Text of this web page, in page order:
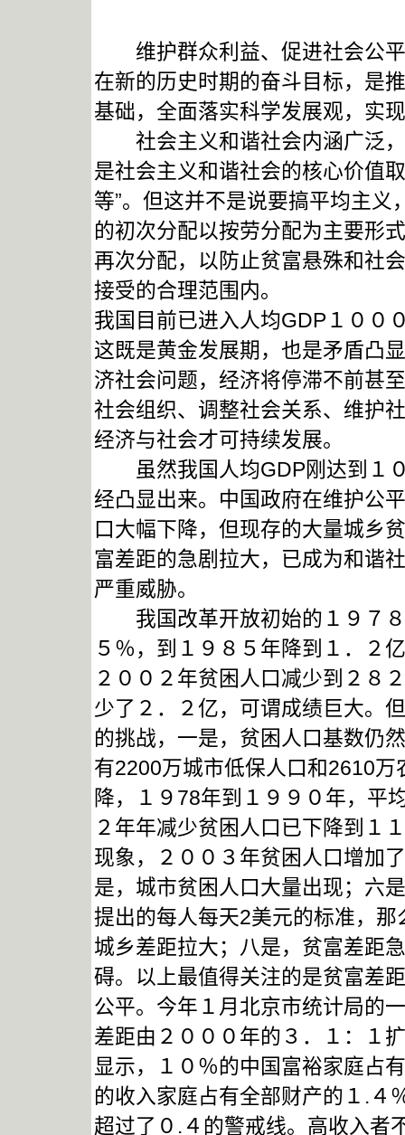
维护群众利益、促进社会公平
在新的历史时期的奋斗目标，是
基础，全面落实科学发展观，实
社会主义和谐社会内涵广泛，
是社会主义和谐社会的核心价值
等”。但这并不是说要搞平均主
的初次分配以按劳分配为主要形
再次分配，以防止贫富悬殊和社
接受的合理范围内。
我国目前已进入人均GDP１００
这既是黄金发展期，也是矛盾凸
济社会问题，经济将停滞不前甚
社会组织、调整社会关系、维护
经济与社会才可持续发展。
虽然我国人均GDP刚达到１０
经凸显出来。中国政府在维护公
口大幅下降，但现存的大量城乡
富差距的急剧拉大，已成为和谐
严重威胁。
我国改革开放初始的１９７８
５％，到１９８５年降到１．２
２００２年贫困人口减少到２８
少了２．２亿，可谓成绩巨大。
的挑战，一是，贫困人口基数仍
有2200万城市低保人口和2610
降，１９78年到１９９０年，平
２年年减少贫困人口已下降到１
现象，２００３年贫困人口增加
是，城市贫困人口大量出现；六
提出的每人每天2美元的标准，
城乡差距拉大；八是，贫富差距
碍。以上最值得关注的是贫富差
公平。今年１月北京市统计局的
差距由２０００年的３．１：１
显示，１０％的中国富裕家庭占
的收入家庭占有全部财产的１.４
超过了０.４的警戒线。高收入者